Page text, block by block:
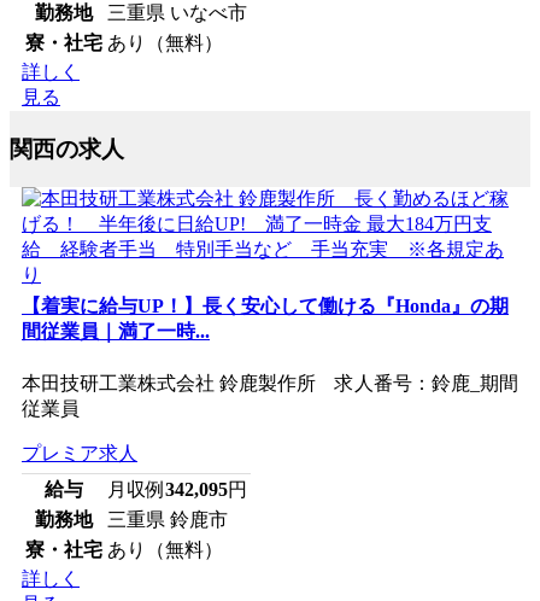
勤務地
三重県 いなべ市
寮・社宅 あり（無料）
詳しく
見る
関西の求人
【着実に給与UP！】長く安心して働ける『Honda』の期
間従業員｜満了一時...
本田技研工業株式会社 鈴鹿製作所 求人番号：鈴鹿_期間
従業員
プレミア求人
給与
月収例 342,095円
勤務地
三重県 鈴鹿市
寮・社宅 あり（無料）
詳しく